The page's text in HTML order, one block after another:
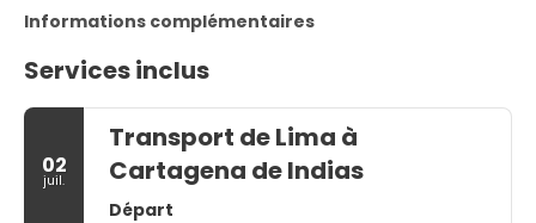
Informations complémentaires
Services inclus
02
juil.
Transport de Lima à
Cartagena de Indias
Départ